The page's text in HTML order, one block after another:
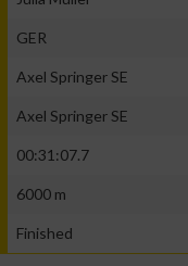
GER
Axel Springer SE
Axel Springer SE
00:31:07.7
6000 m
Finished